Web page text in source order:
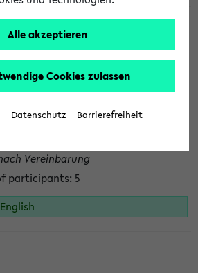
Stegelmann
Biotechnologie"
beim Veranstalter ist unbedingt
Vereinbarung
participants: 5
Alle akzeptieren
Cookies zulassen
Datenschutz Barrierefreiheit